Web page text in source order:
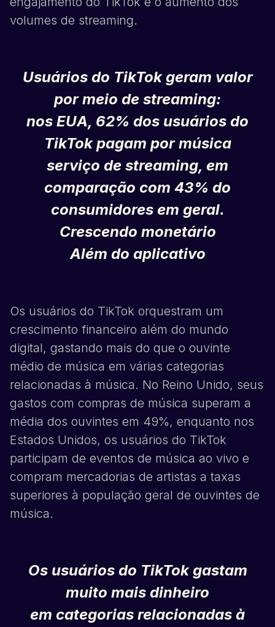
volumes de streaming.
Usuários do TikTokgeram valor
por meio de streaming:
nos EUA, 62% dos usuários do
TikTokpagam por música
serviço de streaming, em
comparação com 43% do
consumidores em geral.
Crescendo monetário
Além do aplicativo
Os usuários do TikTok orquestram um
crescimento financeiro além do mundo
digital, gastando mais do que o ouvinte
médio de música em várias categorias
relacionadas à música. No Reino Unido, seus
gastos com compras de música superam a
média dos ouvintes em 49%, enquanto nos
Estados Unidos, os usuários do TikTok
participam de eventos de música ao vivo e
compram mercadorias de artistas a taxas
superiores à população geral de ouvintes de
música.
Os usuários do TikTokgastam
muito mais dinheiro
em categorias relacionadas à